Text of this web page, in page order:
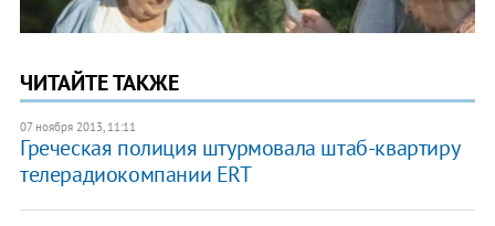
ЧИТАЙТЕ ТАКЖЕ
07 ноября 2013, 11:11
Греческая полиция штурмовала штаб-квартиру
телерадиокомпании ERT